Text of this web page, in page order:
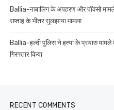
Ballia-नाबालिग के अपहरण और पॉक्सो मामले
सप्ताह के भीतर सुलझाया मामला
Ballia-हल्दी पुलिस ने हत्या के प्रयास मामले
गिरफ्तार किया
RECENT COMMENTS